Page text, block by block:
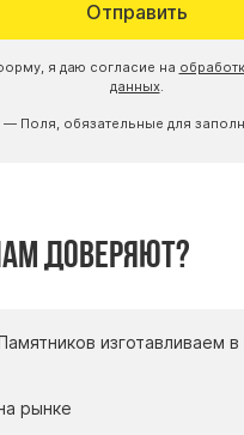
Отправить
я даю согласие на
данных.
— Поля, обязательные для
доверяют?
изготавливаем в
рынке